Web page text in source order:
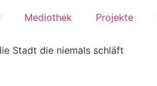
Mediothek Projekte
Stadt die niemals schläft